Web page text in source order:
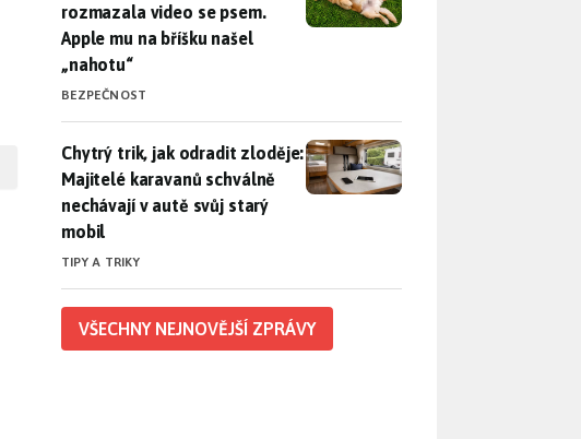
rozmazala video se psem.
Apple mu na bříšku našel
„nahotu“
BEZPEČNOST
Chytrý trik, jak odradit zloděje: Majitelé karavanů schválně
Chytrý trik, jak odradit zloděje:
Majitelé karavanů schválně
nechávají v autě svůj starý
mobil
TIPY A TRIKY
VŠECHNY NEJNOVĚJŠÍ ZPRÁVY